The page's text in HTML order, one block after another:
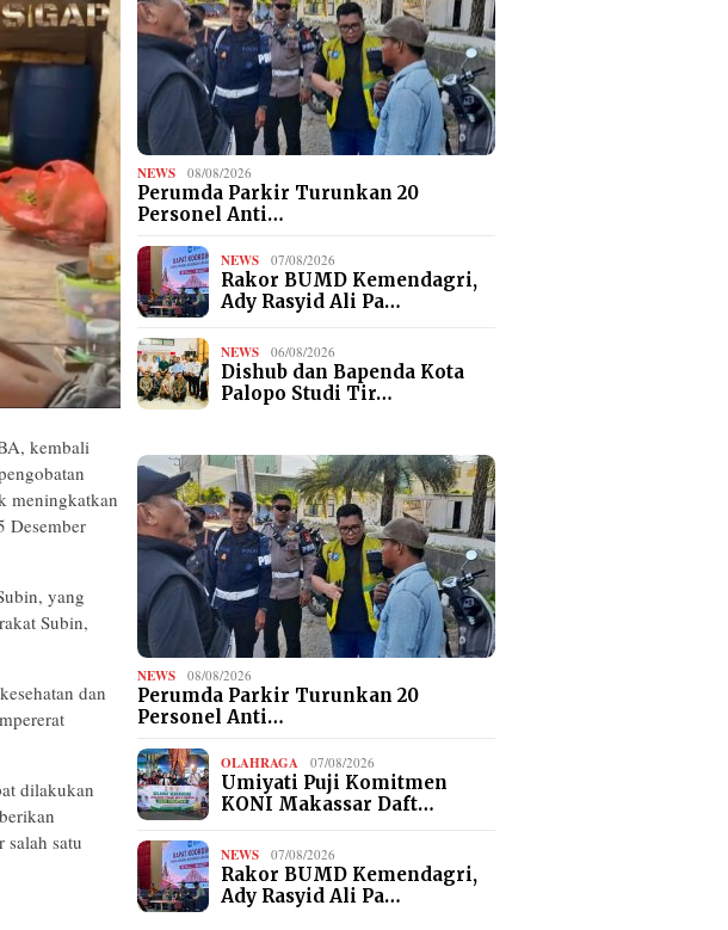
kembali
meningkatkan
Desember
yang
Subin,
dan
dilakukan
satu
NEWS 08/08/2026
Perumda Parkir Turunkan 20
Personel Anti…
NEWS 07/08/2026
Rakor BUMD Kemendagri,
Ady Rasyid Ali Pa…
NEWS 06/08/2026
Dishub dan Bapenda Kota
Palopo Studi Tir…
NEWS 08/08/2026
Perumda Parkir Turunkan 20
Personel Anti…
OLAHRAGA 07/08/2026
Umiyati Puji Komitmen
KONI Makassar Daft…
NEWS 07/08/2026
Rakor BUMD Kemendagri,
Ady Rasyid Ali Pa…